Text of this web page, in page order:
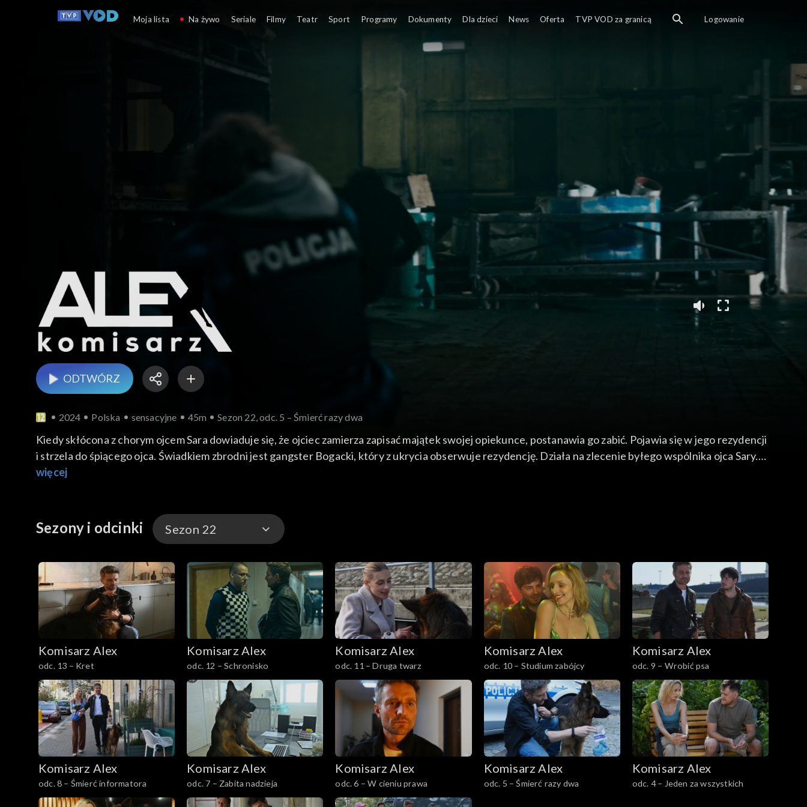
ODTWÓRZ
2024 Polska sensacyjne 45m Sezon 22, odc. 5 – Śmierć razy dwa
Kiedy skłócona z chorym ojcem Sara dowiaduje się, że ojciec zamierza zapisać majątek swojej opiekunce, postanawia go zabić. Pojawia się w jego rezydencji
i strzela do śpiącego ojca. Świadkiem zbrodni jest gangster Bogacki, który z ukrycia obserwuje rezydencję. Działa na zlecenie byłego wspólnika ojca Sary.
Ma zdobyć dokumenty kompromitujące wspólnika. Bogacki postanawia rozpocząć własną grę i zaszantażować Sarę.
więcej
Sezony i odcinki Sezon 22
Sezon 25
Sezon 24
Sezon 23
Sezon 22
Sezon 21
Sezon 20
Sezon 19
Sezon 18
Komisarz Alex
odc. 13 – Kret
Komisarz Alex
odc. 12 – Schronisko
Komisarz Alex
odc. 11 – Druga twarz
Komisarz Alex
odc. 10 – Studium zabójcy
Komisarz Alex
odc. 9 – Wrobić psa
Komisarz Alex
odc. 8 – Śmierć informatora
Komisarz Alex
odc. 7 – Zabita nadzieja
Komisarz Alex
odc. 6 – W cieniu prawa
Komisarz Alex
odc. 5 – Śmierć razy dwa
Komisarz Alex
odc. 4 – Jeden za wszystkich
Moja lista Na żywo Seriale Filmy Teatr Sport Programy Dokumenty Dla dzieci News Oferta TVP VOD za granicą Logowanie